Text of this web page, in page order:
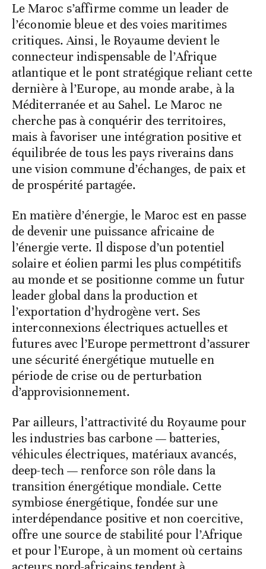
Le Maroc s’affirme comme un leader de
l’économie bleue et des voies maritimes
critiques. Ainsi, le Royaume devient le
connecteur indispensable de l’Afrique
atlantique et le pont stratégique reliant cette
dernière à l’Europe, au monde arabe, à la
Méditerranée et au Sahel. Le Maroc ne
cherche pas à conquérir des territoires,
mais à favoriser une intégration positive et
équilibrée de tous les pays riverains dans
une vision commune d’échanges, de paix et
de prospérité partagée.
En matière d’énergie, le Maroc est en passe
de devenir une puissance africaine de
l’énergie verte. Il dispose d’un potentiel
solaire et éolien parmi les plus compétitifs
au monde et se positionne comme un futur
leader global dans la production et
l’exportation d’hydrogène vert. Ses
interconnexions électriques actuelles et
futures avec l’Europe permettront d’assurer
une sécurité énergétique mutuelle en
période de crise ou de perturbation
d’approvisionnement.
Par ailleurs, l’attractivité du Royaume pour
les industries bas carbone — batteries,
véhicules électriques, matériaux avancés,
deep-tech — renforce son rôle dans la
transition énergétique mondiale. Cette
symbiose énergétique, fondée sur une
interdépendance positive et non coercitive,
offre une source de stabilité pour l’Afrique
et pour l’Europe, à un moment où certains